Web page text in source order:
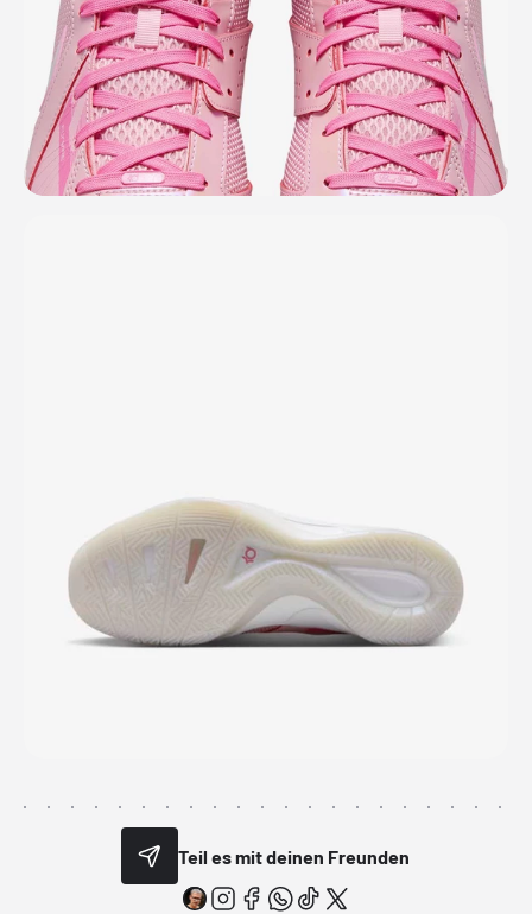
Teil es mit deinen Freunden